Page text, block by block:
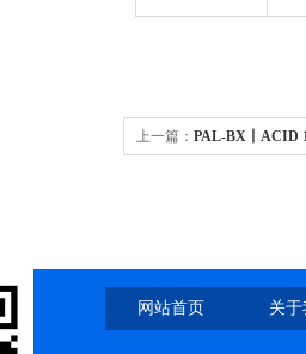
上一篇： PAL-BX丨ACID
网站首页 关